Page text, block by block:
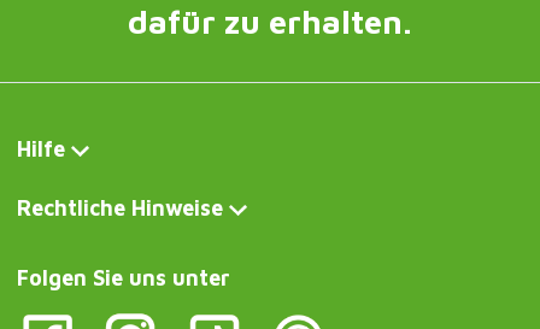
dafür zu erhalten.
Hilfe
Rechtliche Hinweise
Folgen Sie uns unter